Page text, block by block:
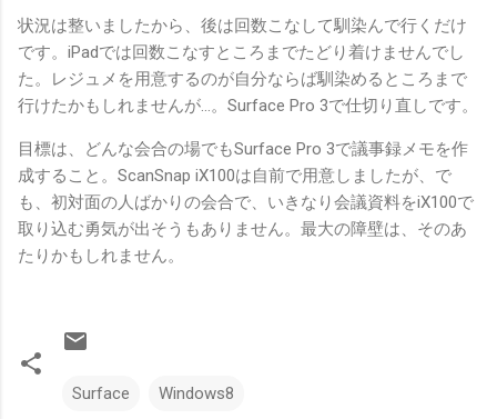
状況は整いましたから、後は回数こなして馴染んで行くだけ
です。iPadでは回数こなすところまでたどり着けませんでし
た。レジュメを用意するのが自分ならば馴染めるところまで
行けたかもしれませんが…。Surface Pro 3で仕切り直しです。
目標は、どんな会合の場でもSurface Pro 3で議事録メモを作
成すること。ScanSnap iX100は自前で用意しましたが、で
も、初対面の人ばかりの会合で、いきなり会議資料をiX100で
取り込む勇気が出そうもありません。最大の障壁は、そのあ
たりかもしれません。
Surface Windows8